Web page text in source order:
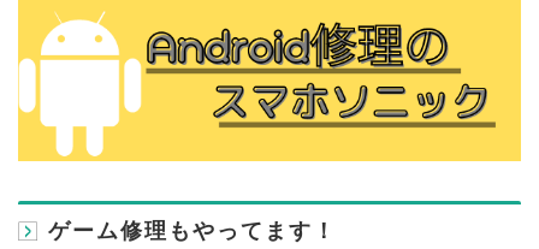
ゲーム修理もやってます！